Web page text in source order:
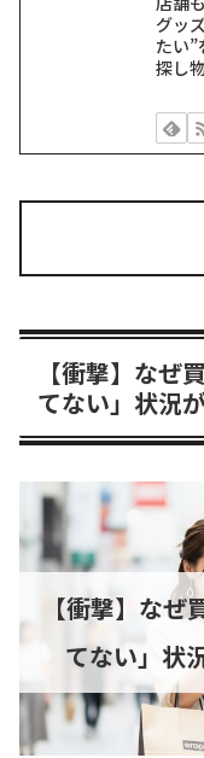
グッ
たい
探し
【衝撃】なぜ
てない」状況
【衝撃】な
てない」状